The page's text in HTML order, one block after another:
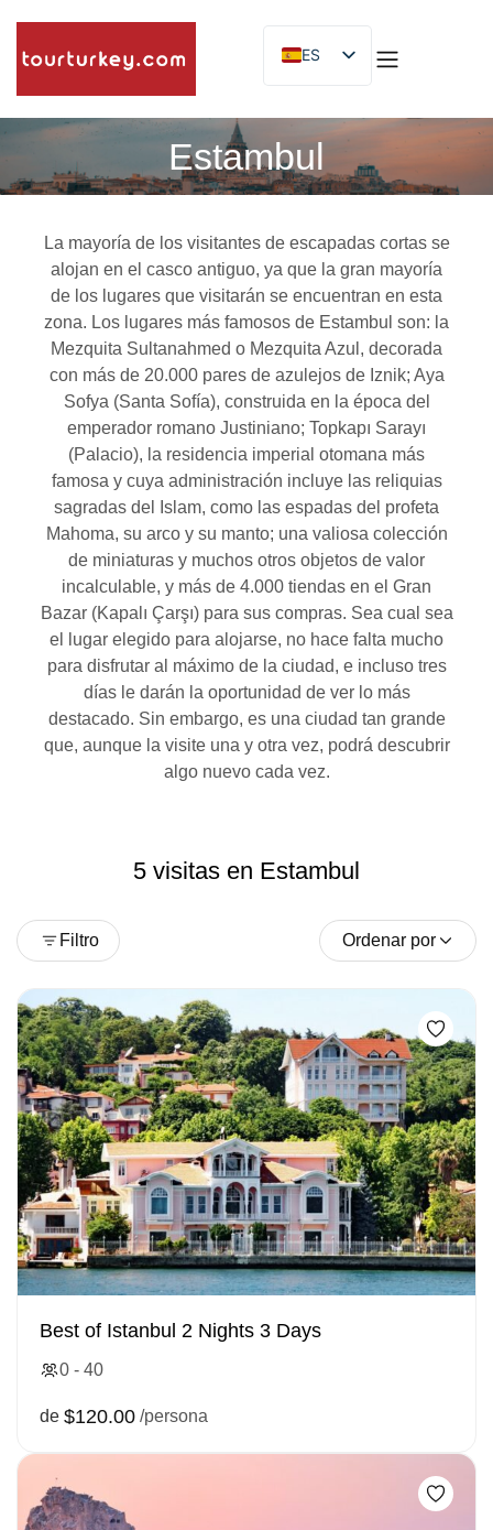
ES
EN
Estambul
La mayoría de los visitantes de escapadas cortas se
alojan en el casco antiguo, ya que la gran mayoría
de los lugares que visitarán se encuentran en esta
zona. Los lugares más famosos de Estambul son: la
Mezquita Sultanahmed o Mezquita Azul, decorada
con más de 20.000 pares de azulejos de Iznik; Aya
Sofya (Santa Sofía), construida en la época del
emperador romano Justiniano; Topkapı Sarayı
(Palacio), la residencia imperial otomana más
famosa y cuya administración incluye las reliquias
sagradas del Islam, como las espadas del profeta
Mahoma, su arco y su manto; una valiosa colección
de miniaturas y muchos otros objetos de valor
incalculable, y más de 4.000 tiendas en el Gran
Bazar (Kapalı Çarşı) para sus compras. Sea cual sea
el lugar elegido para alojarse, no hace falta mucho
para disfrutar al máximo de la ciudad, e incluso tres
días le darán la oportunidad de ver lo más
destacado. Sin embargo, es una ciudad tan grande
que, aunque la visite una y otra vez, podrá descubrir
algo nuevo cada vez.
5 visitas en Estambul
Filtro Ordenar por
Best of Istanbul 2 Nights 3 Days
0 - 40
de $120.00 /persona